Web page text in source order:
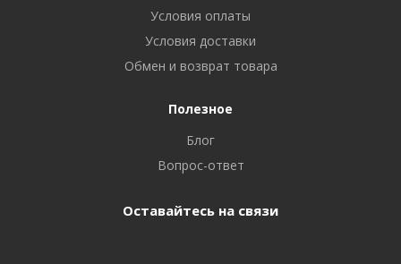
Условия оплаты
Условия доставки
Обмен и возврат товара
Полезное
Блог
Вопрос-ответ
Оставайтесь на связи